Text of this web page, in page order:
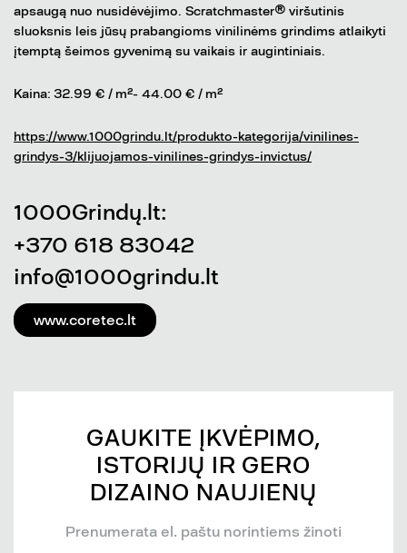
apsaugą nuo nusidėvėjimo. Scratchmaster® viršutinis
sluoksnis leis jūsų prabangioms vinilinėms grindims atlaikyti
įtemptą šeimos gyvenimą su vaikais ir augintiniais.
Kaina: 32.99 € / m²- 44.00 € / m²
https://www.1000grindu.lt/produkto-kategorija/vinilines-
grindys-3/klijuojamos-vinilines-grindys-invictus/
1000Grindų.lt:
+370 618 83042
info@1000grindu.lt
www.coretec.lt
GAUKITE ĮKVĖPIMO,
ISTORIJŲ IR GERO
DIZAINO NAUJIENŲ
Prenumerata el. paštu norintiems žinoti